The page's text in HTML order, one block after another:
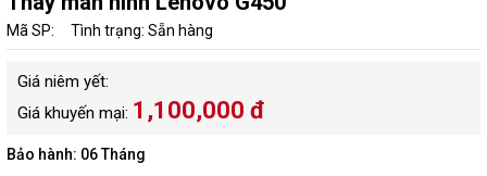
Mã SP: Tình trạng: Sẵn hàng
Giá niêm yết:
Giá khuyến mại: 1,100,000 đ
Bảo hành: 06 Tháng